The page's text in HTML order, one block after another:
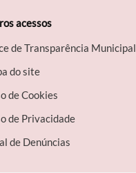
acessos
de Transparência Municipal
do site
de Cookies
de Privacidade
de Denúncias